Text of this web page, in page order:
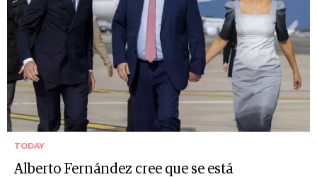
TODAY
Alberto Fernández cree que se está